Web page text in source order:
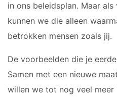
in ons beleidsplan. Maar
kunnen we die alleen
betrokken mensen zoals jij.
De voorbeelden die je
Samen met een nieuwe
willen we tot nog veel